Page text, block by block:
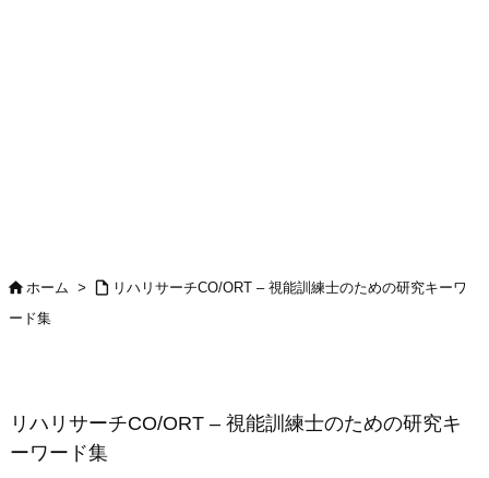
ホーム >  リハリサーチCO/ORT – 視能訓練士のための研究キーワ
ード集
リハリサーチCO/ORT – 視能訓練士のための研究キ
ーワード集